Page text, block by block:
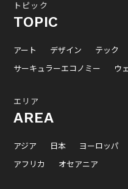
トピック
TOPIC
アート デザイン テック
サーキュラーエコノミー
ウ
エリア
AREA
アジア 日本 ヨーロッパ
アフリカ
オセアニア